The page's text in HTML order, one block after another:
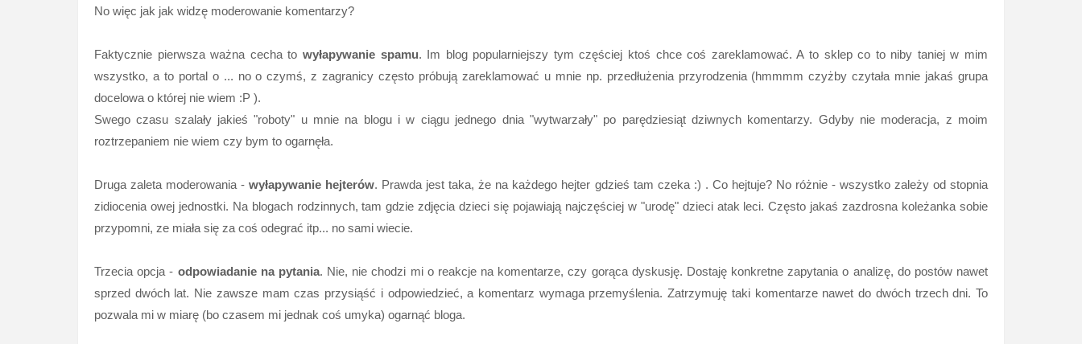
No więc jak jak widzę moderowanie komentarzy?
Faktycznie pierwsza ważna cecha to wyłapywanie spamu. Im blog popularniejszy tym częściej ktoś chce coś zareklamować. A to sklep co to niby taniej w mim
wszystko, a to portal o ... no o czymś, z zagranicy często próbują zareklamować u mnie np. przedłużenia przyrodzenia (hmmmm czyżby czytała mnie jakaś grupa
docelowa o której nie wiem :P ).
Swego czasu szalały jakieś "roboty" u mnie na blogu i w ciągu jednego dnia "wytwarzały" po parędziesiąt dziwnych komentarzy. Gdyby nie moderacja, z moim
roztrzepaniem nie wiem czy bym to ogarnęła.
Druga zaleta moderowania -wyłapywanie hejterów. Prawda jest taka, że na każdego hejter gdzieś tam czeka :) . Co hejtuje? No różnie - wszystko zależy od stopnia
zidiocenia owej jednostki. Na blogach rodzinnych, tam gdzie zdjęcia dzieci się pojawiają najczęściej w "urodę" dzieci atak leci. Często jakaś zazdrosna koleżanka sobie
przypomni, ze miała się za coś odegrać itp... no sami wiecie.
Trzecia opcja - odpowiadanie na pytania. Nie, nie chodzi mi o reakcje na komentarze, czy gorąca dyskusję. Dostaję konkretne zapytania o analizę, do postów nawet
sprzed dwóch lat. Nie zawsze mam czas przysiąść i odpowiedzieć, a komentarz wymaga przemyślenia. Zatrzymuję taki komentarze nawet do dwóch trzech dni. To
pozwala mi w miarę (bo czasem mi jednak coś umyka) ogarnąć bloga.